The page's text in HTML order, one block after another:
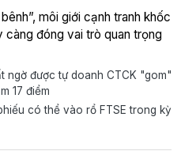
môi giới cạnh tranh khốc
đóng vai trò quan trọng
ngờ được tự doanh CTCK "gom"
17 điểm
có thể vào rổ FTSE trong kỳ